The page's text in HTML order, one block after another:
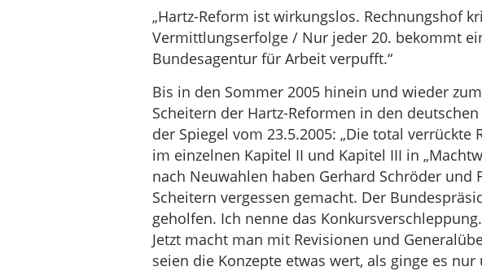
„Hartz-Reform ist wirkungslos. Rechnungshof
Vermittlungserfolge / Nur jeder 20. bekommt
Bundesagentur für Arbeit verpufft.“
Bis in den Sommer 2005 hinein und wieder
Scheitern der Hartz-Reformen in den
der Spiegel vom 23.5.2005: „Die total verrückte
im einzelnen Kapitel II und Kapitel III in
nach Neuwahlen haben Gerhard Schröder und
Scheitern vergessen gemacht. Der
geholfen. Ich nenne das Konkursverschleppung.
Jetzt macht man mit Revisionen und
seien die Konzepte etwas wert, als ginge es